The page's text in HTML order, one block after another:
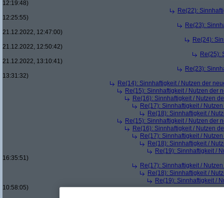
12:19:48)
Re(22):
12:25:55)
Re(23):
21.12.2022, 12:47:00)
Re(24):
21.12.2022, 12:50:42)
Re(25):
21.12.2022, 13:10:41)
Re(23):
13:31:32)
Re(14): Sinnhaftigkeit / Nutzen der
Re(15): Sinnhaftigkeit / Nutzen der
Re(16): Sinnhaftigkeit / Nutzen
Re(17): Sinnhaftigkeit /
Re(18): Sinnhaftigkeit /
Re(15): Sinnhaftigkeit / Nutzen der
Re(16): Sinnhaftigkeit / Nutzen
Re(17): Sinnhaftigkeit /
Re(18): Sinnhaftigkeit /
Re(19): Sinnhaftigkeit /
16:35:51)
Re(17): Sinnhaftigkeit /
Re(18): Sinnhaftigkeit /
Re(19): Sinnhaftigkeit /
10:58:05)